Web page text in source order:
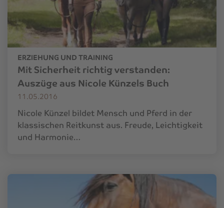
ERZIEHUNG UND TRAINING
Mit Sicherheit richtig verstanden:
Auszüge aus Nicole Künzels Buch
11.05.2016
Nicole Künzel bildet Mensch und Pferd in der
klassischen Reitkunst aus. Freude, Leichtigkeit
und Harmonie…